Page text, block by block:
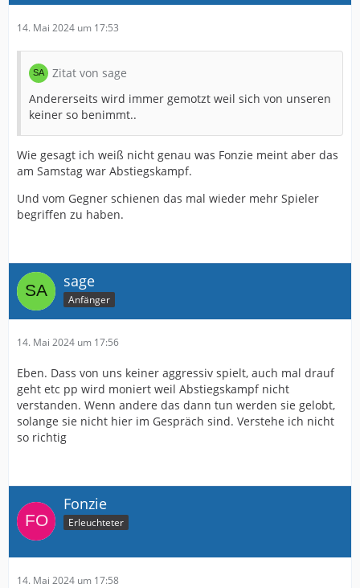
14. Mai 2024 um 17:53
Zitat von sage
Andererseits wird immer gemotzt weil sich von unseren
keiner so benimmt..
Wie gesagt ich weiß nicht genau was Fonzie meint aber das
am Samstag war Abstiegskampf.
Und vom Gegner schienen das mal wieder mehr Spieler
begriffen zu haben.
sage
Anfänger
14. Mai 2024 um 17:56
Eben. Dass von uns keiner aggressiv spielt, auch mal drauf
geht etc pp wird moniert weil Abstiegskampf nicht
verstanden. Wenn andere das dann tun werden sie gelobt,
solange sie nicht hier im Gespräch sind. Verstehe ich nicht
so richtig
Fonzie
Erleuchteter
14. Mai 2024 um 17:58